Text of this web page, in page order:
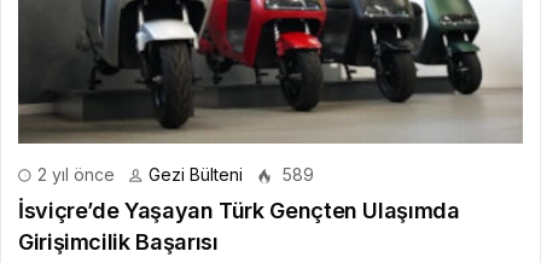
2 yıl önce Gezi Bülteni 589
İsviçre’de Yaşayan Türk Gençten Ulaşımda
Girişimcilik Başarısı